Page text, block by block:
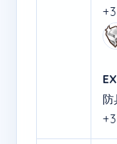
+3
防
+3